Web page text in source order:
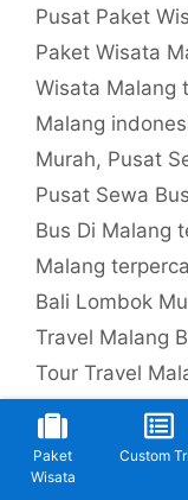
Pusat Paket
Paket Wisata
Wisata Malang
Malang
Murah, Pusat
Pusat Sewa
Bus Di Malang
Malang
Bali Lombok
Travel Malang
Tour Travel
profesional
,
Lombok Murah
Malang Bali
Paket
Wisata
Custom